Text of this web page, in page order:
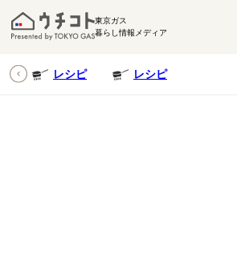
東京ガス
暮らし情報メディア
レシピ レシピ